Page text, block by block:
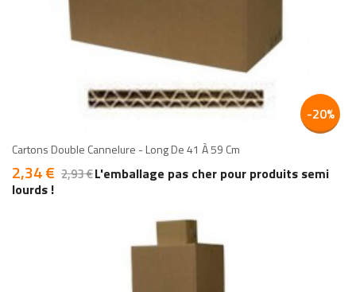
-20%
Cartons Double Cannelure - Long De 41 À 59 Cm
2,34 € Prix
de
2,93 €Prix
add
L'emballage pas cher pour produits semi
lourds !